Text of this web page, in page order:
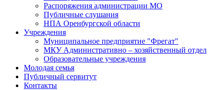
Распоряжения администрации МО
Публичные слушания
НПА Оренбургской области
Учреждения
Муниципальное предприятие "Фрегат"
МКУ Административно – хозяйственный отдел
Образовательные учреждения
Молодая семья
Публичный сервитут
Контакты